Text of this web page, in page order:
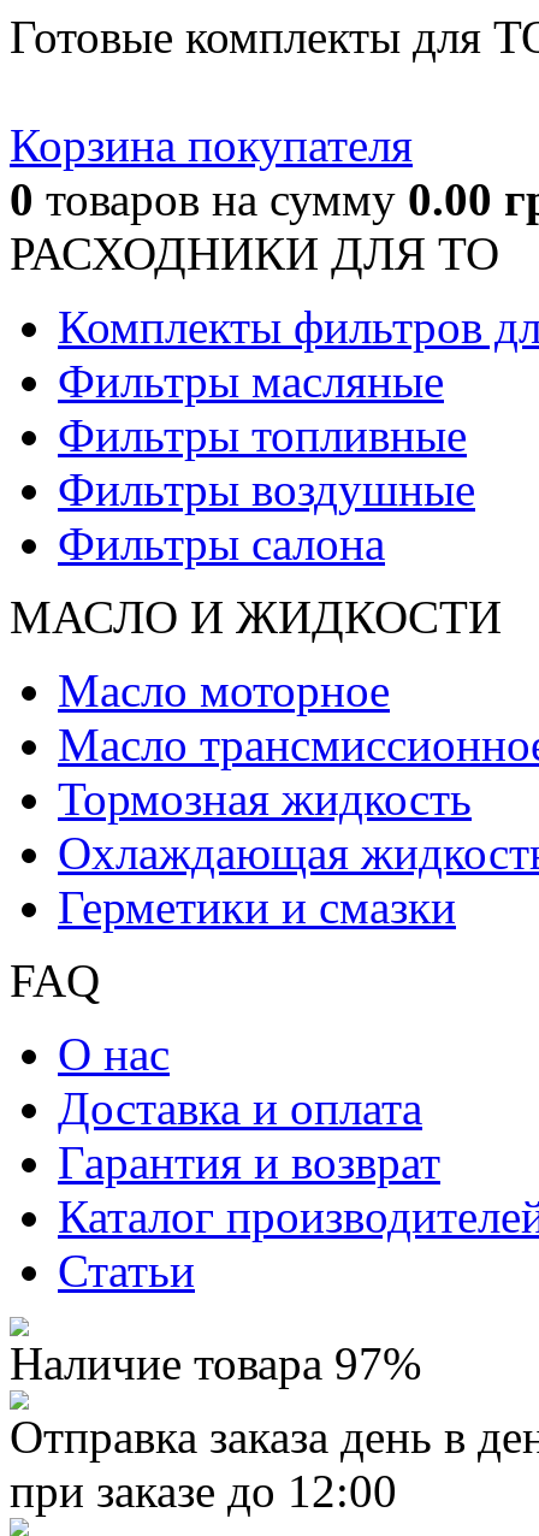
Готовые комплекты для
Корзина покупателя
0 товаров на сумму 0.00
РАСХОДНИКИ ДЛЯ ТО
Комплекты фильтров
Фильтры масляные
Фильтры топливные
Фильтры воздушные
Фильтры салона
МАСЛО И ЖИДКОCТИ
Масло моторное
Масло
Тормозная жидкость
Охлаждающая
Герметики и смазки
FAQ
О нас
Доставка и оплата
Гарантия и возврат
Каталог
Статьи
Наличие товара 97%
Отправка заказа день в
при заказе до 12:00